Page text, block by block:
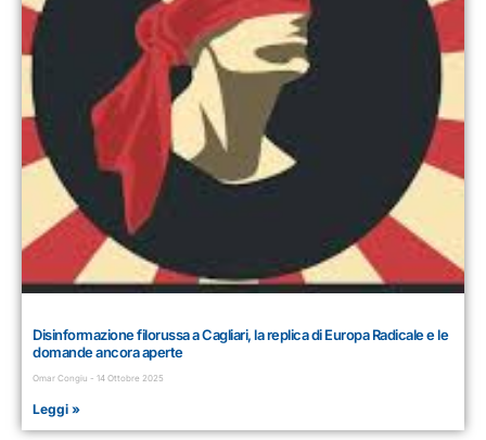
Disinformazione filorussa a Cagliari, la replica di Europa Radicale e le
domande ancora aperte
Omar Congiu 14 Ottobre 2025
Leggi »